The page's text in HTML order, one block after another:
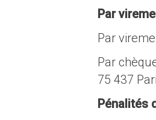
Par
Par
Par
75 437
Pénalités